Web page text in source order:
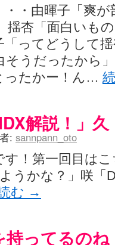
・由暉子「爽
揺杏「面白いも
「ってどうして
うだったから
ったかー！ん…
解説！」
: sannpann_oto
す！第一回目は
うかな？」咲
む →
持ってるの